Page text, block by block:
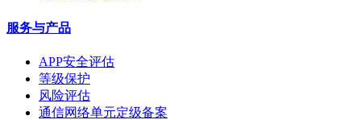
服务与产品
APP安全评估
等级保护
风险评估
通信网络单元定级备案